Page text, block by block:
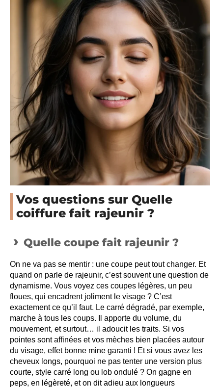
Vos questions sur Quelle
coiffure fait rajeunir ?
Quelle coupe fait rajeunir ?
On ne va pas se mentir : une coupe peut tout changer. Et
quand on parle de rajeunir, c’est souvent une question de
dynamisme. Vous voyez ces coupes légères, un peu
floues, qui encadrent joliment le visage ? C’est
exactement ce qu’il faut. Le carré dégradé, par exemple,
marche à tous les coups. Il apporte du volume, du
mouvement, et surtout… il adoucit les traits. Si vos
pointes sont affinées et vos mèches bien placées autour
du visage, effet bonne mine garanti ! Et si vous avez les
cheveux longs, pourquoi ne pas tenter une version plus
courte, style carré long ou lob ondulé ? On gagne en
peps, en légèreté, et on dit adieu aux longueurs